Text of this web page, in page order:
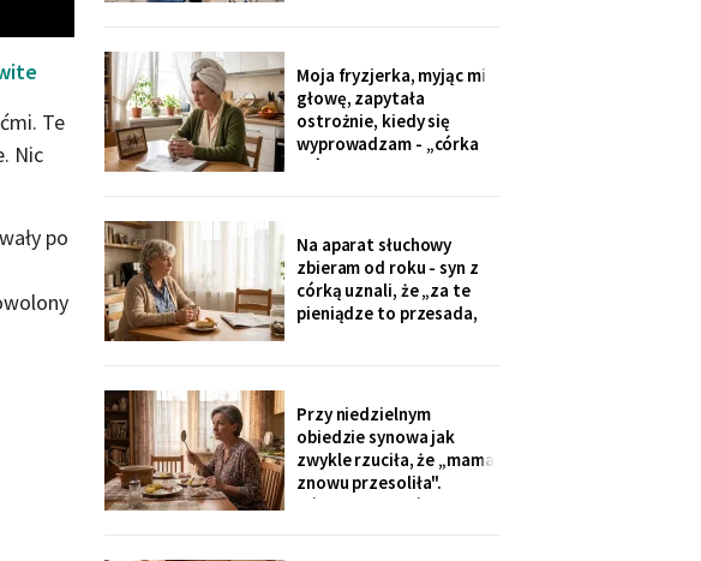
Te
Nic
po
na rynku młodszy mnie
zobaczył, wyrwał jej się z
ręki i przybiegł. Zdążyłam
tylko przytulić.
Moja fryzjerka, myjąc mi
głowę, zapytała
ostrożnie, kiedy się
wyprowadzam - „córka
mówiła u nas w salonie,
czegoś mniejszego".
Niczego nie szukam. Nic
nie sprzedaję.
Na aparat słuchowy
zbieram od roku - syn z
córką uznali, że „za te
pieniądze to przesada,
swobodnie, bo mama i
tak nie słyszy. Słyszę
więcej, niż myślą. W
niedzielę usłyszałam, co
planują z moim
Przy niedzielnym
obiedzie synowa jak
zwykle rzuciła, że „mama
znowu przesoliła".
Ośmioletni Staś odłożył